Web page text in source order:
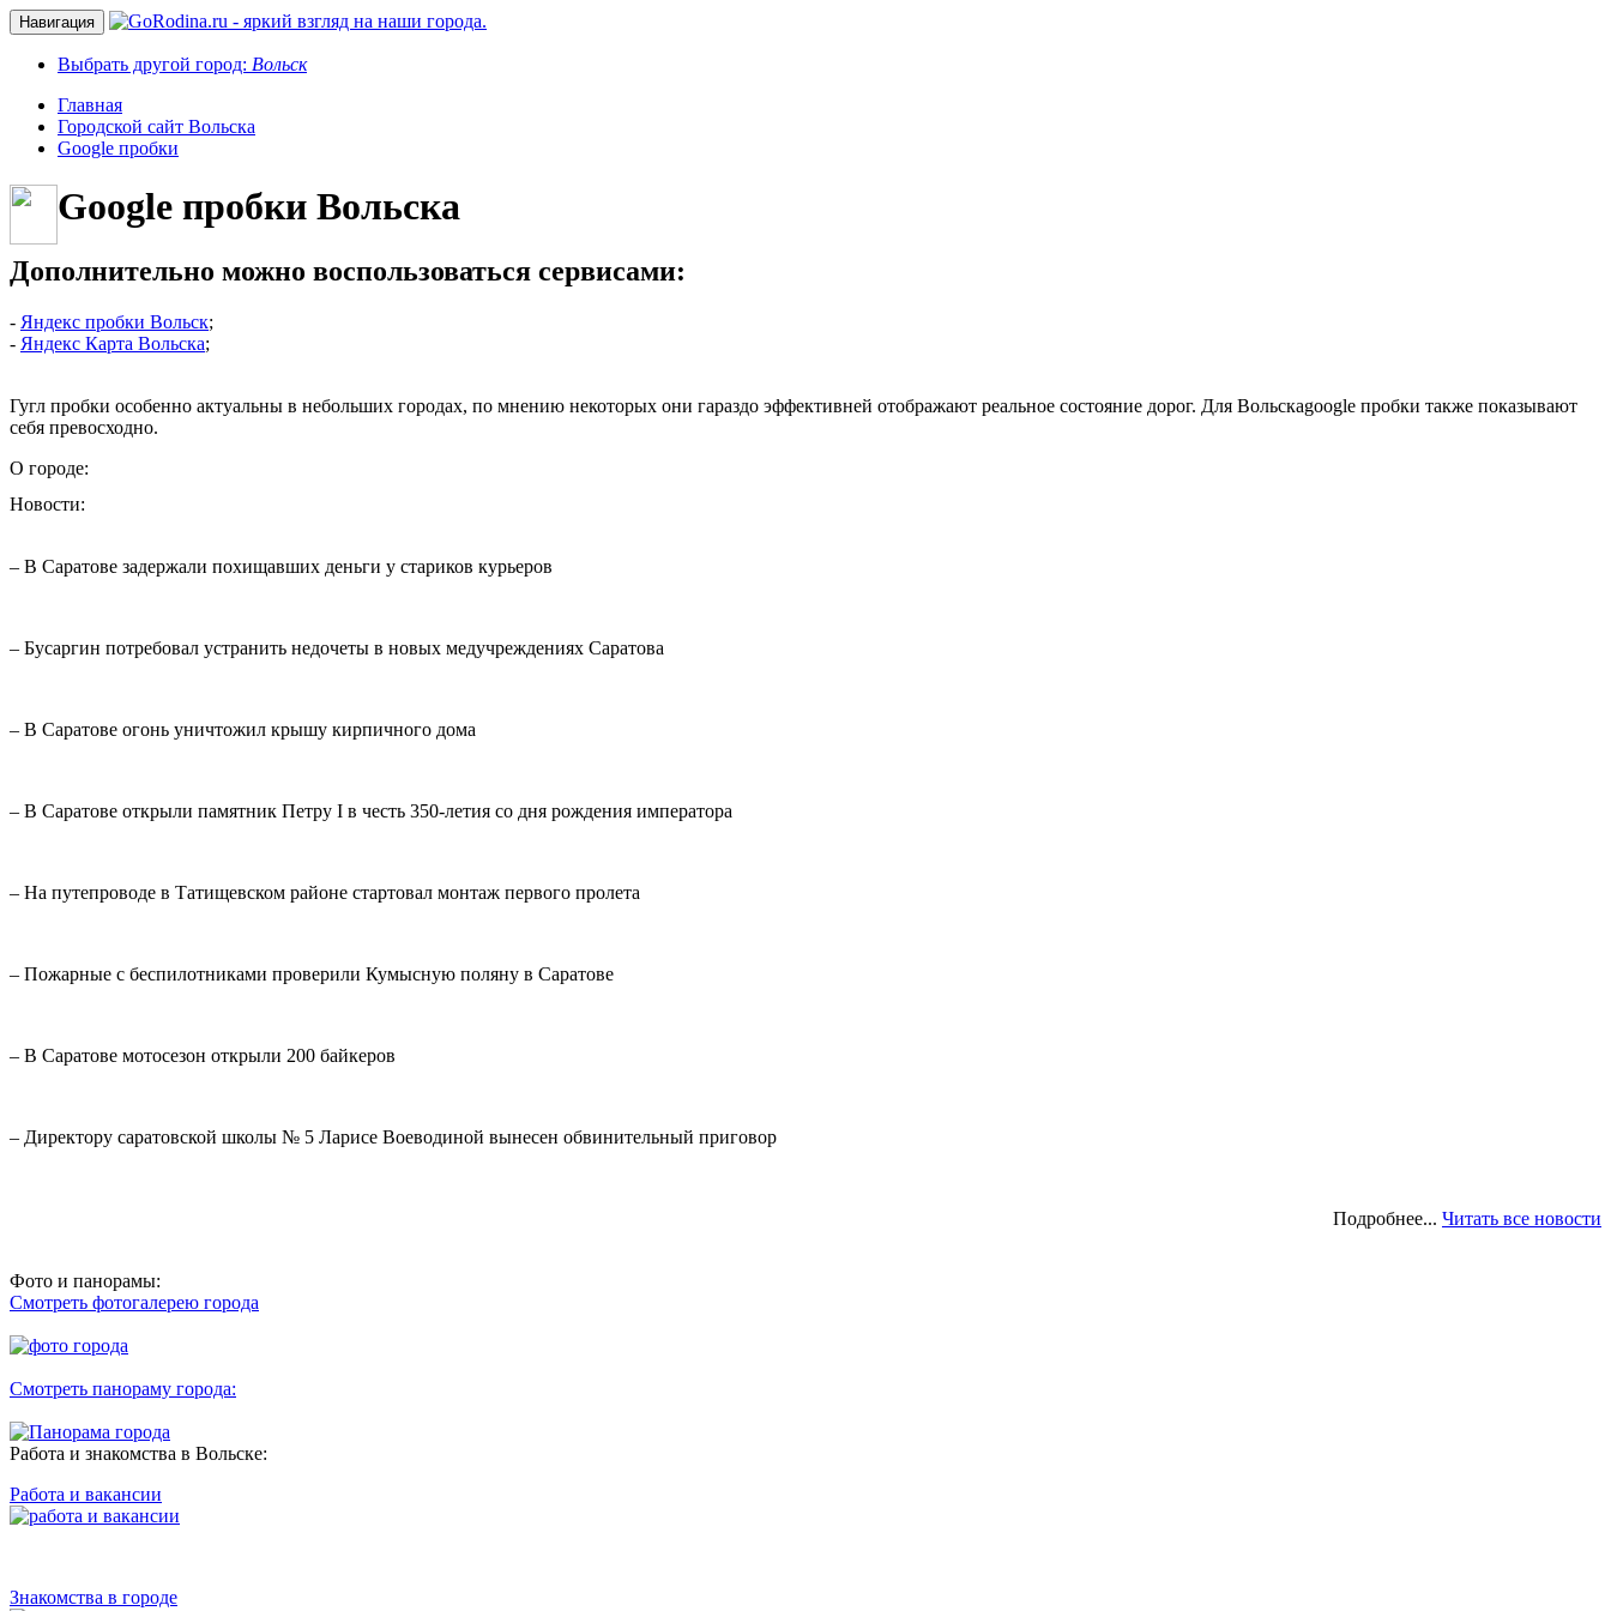
Навигация
Выбрать другой город: Вольск
Главная
Городской сайт Вольска
Google пробки
Google пробки Вольска
Дополнительно можно воспользоваться сервисами:
- Яндекс пробки Вольск;
- Яндекс Карта Вольска;
Гугл пробки особенно актуальны в небольших городах, по мнению некоторых они гараздо эффективней отображают реальное состояние дорог. Для Вольскаgoogle пробки также показывают
себя превосходно.
О городе:
Новости:
– В Саратове задержали похищавших деньги у стариков курьеров
– Бусаргин потребовал устранить недочеты в новых медучреждениях Саратова
– В Саратове огонь уничтожил крышу кирпичного дома
– В Саратове открыли памятник Петру I в честь 350-летия со дня рождения императора
– На путепроводе в Татищевском районе стартовал монтаж первого пролета
– Пожарные с беспилотниками проверили Кумысную поляну в Саратове
– В Саратове мотосезон открыли 200 байкеров
– Директору саратовской школы № 5 Ларисе Воеводиной вынесен обвинительный приговор
Подробнее... Читать все новости
Фото и панорамы:
Смотреть фотогалерею города
Смотреть панораму города:
Работа и знакомства в Вольске:
Работа и вакансии
Знакомства в городе